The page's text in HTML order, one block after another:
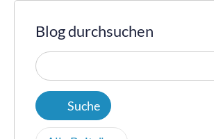
Blog durchsuchen